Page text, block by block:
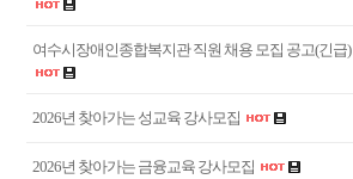
여수시장애인종합복지관 직원 채용 모집 공고(긴급)
2026년 찾아가는 성교육 강사모집
2026년 찾아가는 금융교육 강사모집